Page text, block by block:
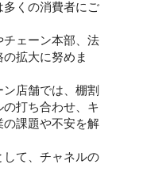
多くの消費者にご
ェーン本部、法
拡大に努めま
店舗では、棚割
打ち合わせ、キ
課題や不安を解
て、チャネルの